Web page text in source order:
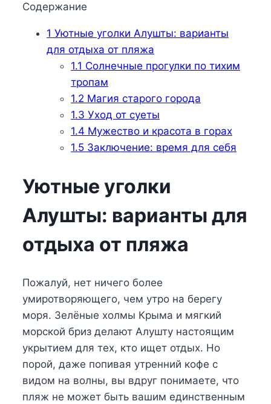
Содержание
1 Уютные уголки Алушты: варианты
для отдыха от пляжа
1.1 Солнечные прогулки по тихим
тропам
1.2 Магия старого города
1.3 Уход от суеты
1.4 Мужество и красота в горах
1.5 Заключение: время для себя
Уютные уголки
Алушты: варианты для
отдыха от пляжа
Пожалуй, нет ничего более
умиротворяющего, чем утро на берегу
моря. Зелёные холмы Крыма и мягкий
морской бриз делают Алушту настоящим
укрытием для тех, кто ищет отдых. Но
порой, даже попивая утренний кофе с
видом на волны, вы вдруг понимаете, что
пляж не может быть вашим единственным